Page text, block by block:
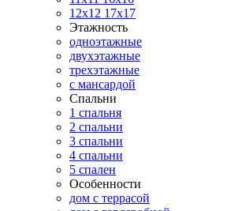
12х12 17х17
Этажность
одноэтажные
двухэтажные
трехэтажные
с мансардой
Спальни
1 спальня
2 спальни
3 спальни
4 спальни
5 спален
Особенности
дом с террасой